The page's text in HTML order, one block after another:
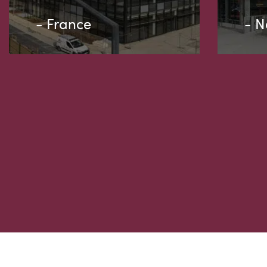
- France -